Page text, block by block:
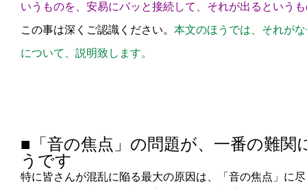
いうものを、安易にパッと接続して、それが出るという
この事は深くご認識ください。 本文のほうでは、それが
について、説明致します。
■「音の焦点」の問題が、一番の難関
うです
特に皆さんが混乱に陥る最大の原因は、「音の焦点」に